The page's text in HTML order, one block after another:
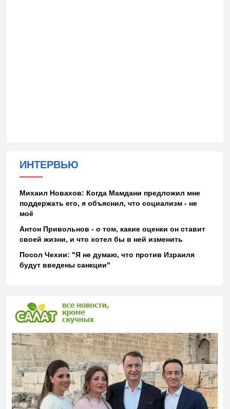
ИНТЕРВЬЮ
Михаил Новахов: Когда Мамдани предложил мне
поддержать его, я объяснил, что социализм - не
моё
Антон Привольнов - о том, какие оценки он ставит
своей жизни, и что хотел бы в ней изменить
Посол Чехии: "Я не думаю, что против Израиля
будут введены санкции"